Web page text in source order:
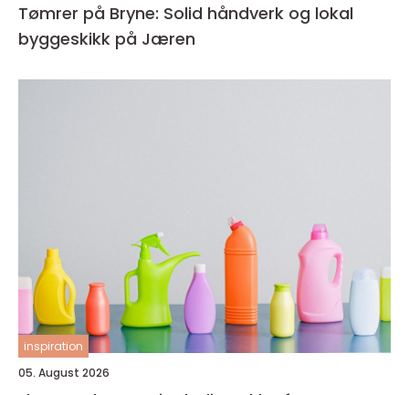
Tømrer på Bryne: Solid håndverk og lokal
byggeskikk på Jæren
inspiration
05. August 2026